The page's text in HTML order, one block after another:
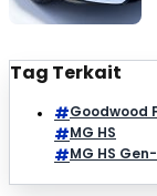
Tag Terkait
Goodwood
MG HS
MG HS